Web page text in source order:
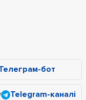
бот
Telegram-каналі